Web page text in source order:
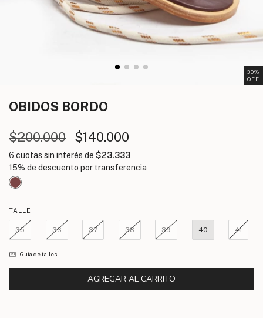
30%
OFF
OBIDOS
BORDO
$200.000
$140.000
6 cuotas sin interés de $23.333
TALLE
35 36 37 38 39 40 41
Guía de talles